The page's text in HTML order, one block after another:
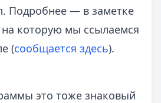
Подробнее — в заметке
которую мы ссылаемся
(сообщается здесь).
это тоже знаковый